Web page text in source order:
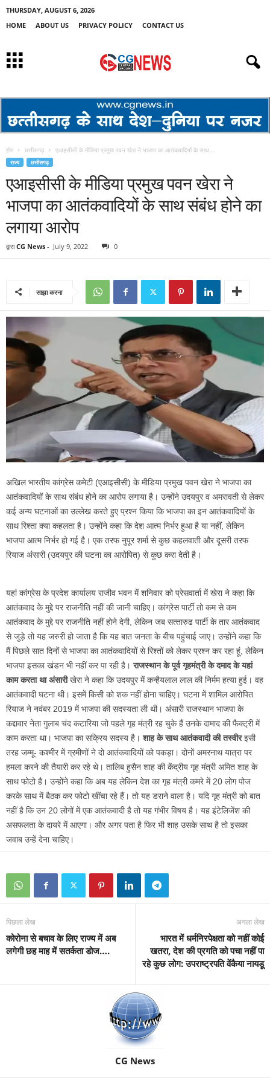
THURSDAY, AUGUST 6, 2026
HOME
ABOUT US PRIVACY POLICY CONTACT US
होम छत्तीसगढ़ एआइसीसी के मीडिया प्रमुख पवन खेरा ने भाजपा का आतंकवादियों के साथ...
राज्य छत्तीसगढ़
एआइसीसी के मीडिया प्रमुख पवन खेरा ने
भाजपा का आतंकवादियों के साथ संबंध होने का
लगाया आरोप
द्वारा CG News - July 9, 2022 0
साझा करना
अखिल भारतीय कांग्रेस कमेटी (एआइसीसी) के मीडिया प्रमुख पवन खेरा ने भाजपा का
आतंकवादियों के साथ संबंध होने का आरोप लगाया है। उन्‍होंने उदयपुर व अमरावती से लेकर
कई अन्‍य घटनाओं का उल्‍लेख करते हुए प्रश्‍न किया कि भाजपा का इन आतंकवादियों के
साथ रिश्‍ता क्‍या कहलता है। उन्‍होंने कहा कि देश आत्‍म निर्भर हुआ है या नहीं, लेकिन
भाजपा आत्‍म निर्भर हो गई है। एक तरफ नुपूर शर्मा से कुछ कहलवाती और दूसरी तरफ
रियाज अंसारी (उदयपुर की घटना का आरोपित) से कुछ करा देती है।
यहां कांग्रेस के प्रदेश कार्यालय राजीव भवन में शनिवार को प्रेसवार्ता में खेरा ने कहा कि
आतंकवाद के मुद्दे पर राजनीति नहीं की जानी चाहिए। कांग्रेस पार्टी तो कम से कम
आतंकवाद के मुद्दे पर राजनीति नहीं होने देगी, लेकिन जब सत्‍तारुढ पार्टी के तार आतंकवाद
से जुड़े तो यह जरुरी हो जाता है कि यह बात जनता के बीच पहुंचाई जाए। उन्‍होंने कहा कि
मैं पिछले सात दिनों से भाजपा का आतंकवादियों से रिश्‍तों को लेकर प्रश्‍न कर रहा हूं, लेकिन
भाजपा इसका खंडन भी नहीं कर पा रही है।राजस्‍थान के पूर्व गृहमंत्री के दमाद के यहां
काम करता था अंसारीखेरा ने कहा कि उदयपुर में कन्‍हैयलाल लाल की निर्मम हत्‍या हुई। वह
आतंकवादी घटना थी। इसमें किसी को शक नहीं होना चाहिए। घटना में शामिल आरोपित
रियाज ने नवंबर 2019 में भाजपा की सदस्‍यता ली थी। अंसारी राजस्‍थान भाजपा के
कद्दावार नेता गुलाब चंद कटारिया जो पहले गृह मंत्री रह चुके हैं उनके दामाद की फैक्‍ट्री में
काम करता था। भाजपा का सक्रिय सदस्‍य है।शाह के साथ आतंकवादी की तस्‍वीरइसी
तरह जम्‍मू- कश्‍मीर में ग्रमीणों ने दो आतंकवादियों को पकड़ा। दोनों अमरनाथ यात्रा पर
हमला करने की तैयारी कर रहे थे। तालिब हुसैन शाह की केंद्रीय गृह मंत्री अमित शाह के
साथ फोटो है। उन्‍होंने कहा कि अब यह लेकिन देश का गृह मंत्री कमरे में 20 लोग पोज
करके साथ में बैठक कर फोटो खींचा रहे हैं। तो यह डराने वाला है। यदि गृह मंत्री को बात
नहीं है कि उन 20 लोगों में एक आतंकवादी है तो यह गंभीर विषय है। यह इंटेलिजेंश की
असफलता के दायरे में आएगा। और अगर पता है फिर भी शाह उसके साथ है तो इसका
जवाब उन्‍हें देना चाहिए।
पिछला लेख
कोरोना से बचाव के लिए राज्य में अब
लगेगी छह माह में सतर्कता डोज….
अगला लेख
भारत में धर्मनिरपेक्षता को नहीं कोई
खतरा, देश की प्रगति को पचा नहीं पा
रहे कुछ लोग: उपराष्ट्रपति वेंकैया नायडू
CG News